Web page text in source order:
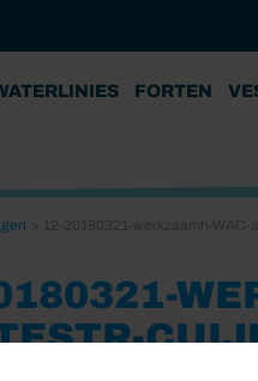
FORTEN